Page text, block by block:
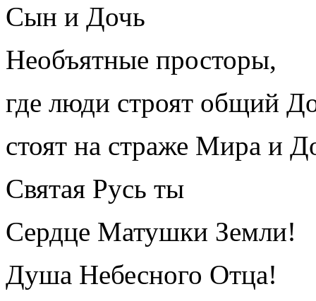
Сын и Дочь
Необъятные просторы,
где люди строят общий
стоят на страже Мира и
Святая Русь ты
Сердце Матушки Земли!
Душа Небесного Отца!